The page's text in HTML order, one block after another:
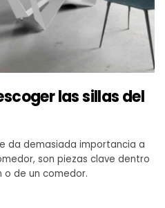
las sillas del
da demasiada importancia a
son piezas clave dentro
o de un comedor.